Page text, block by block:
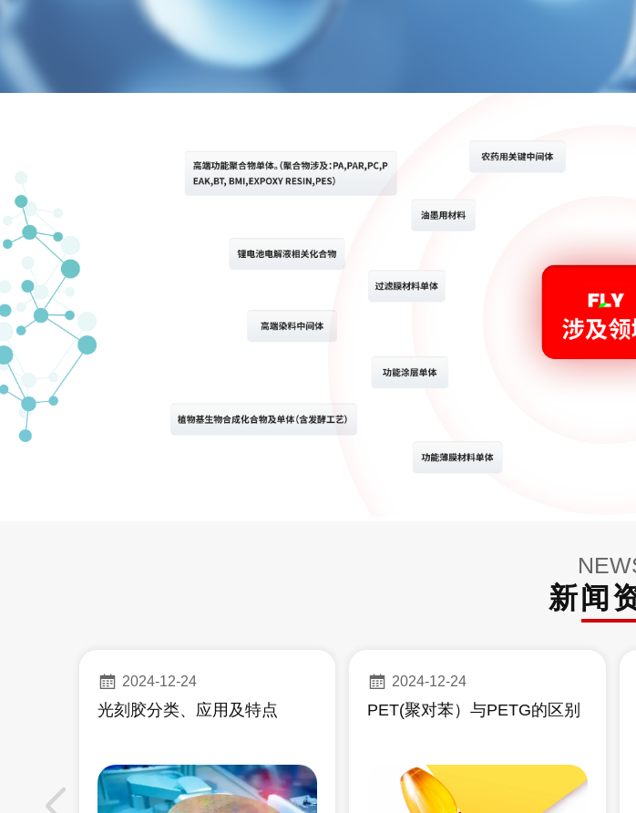
新闻
2024-12-24
光刻胶分类、应用及特点
2024-12-24
PET(聚对苯）与PETG的区别